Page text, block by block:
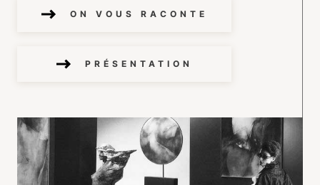
ON VOUS RACONTE
PRÉSENTATION